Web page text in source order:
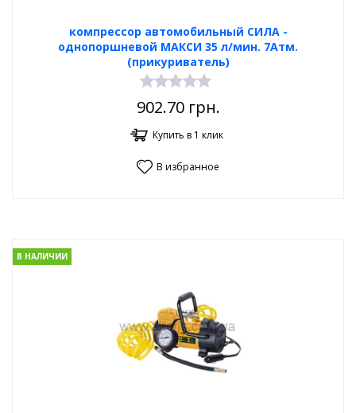
компрессор автомобильный СИЛА -
однопоршневой МАКСИ 35 л/мин. 7Атм.
(прикуриватель)
902.70грн.
Купить в 1 клик
В избранное
В НАЛИЧИИ